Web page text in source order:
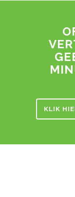
KLIK